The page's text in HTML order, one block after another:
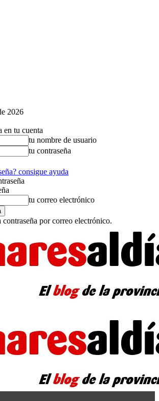
2026
en tu cuenta
tu nombre de usuario
tu contraseña
consigue ayuda
tu correo electrónico
contraseña por correo electrónico.